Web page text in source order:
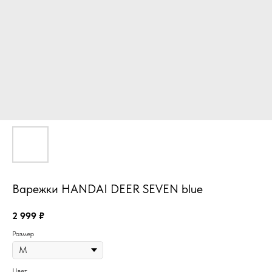
Варежки HANDAI DEER SEVEN blue
2 999 ₽
Размер